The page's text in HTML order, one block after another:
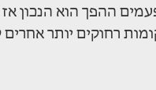
ההפך הוא הנכון
רחוקים יותר